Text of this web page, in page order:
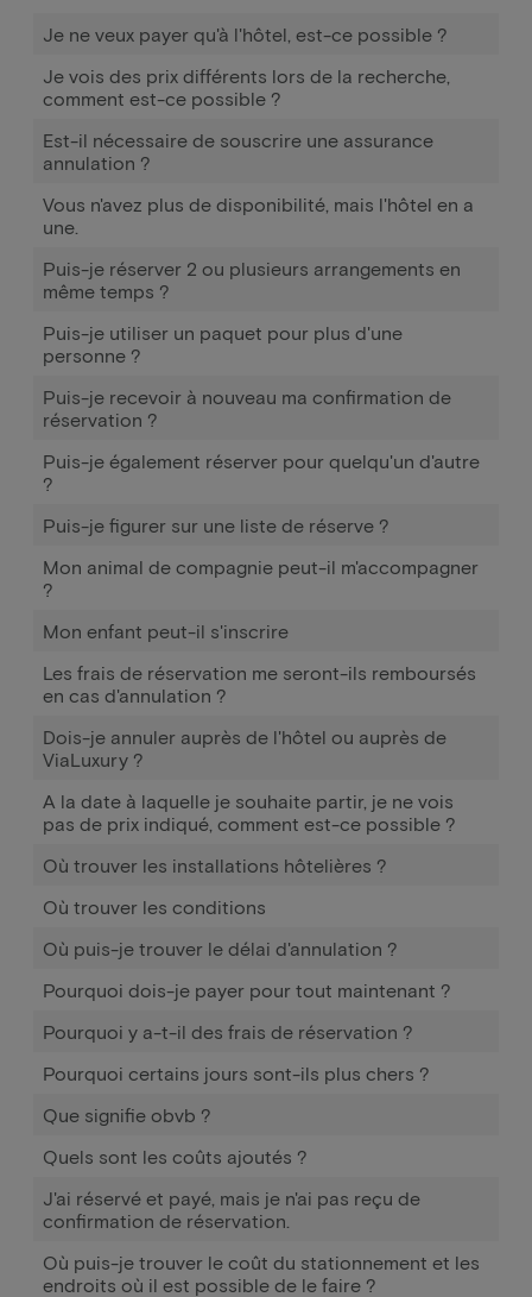
Je ne veux payer qu'à l'hôtel, est-ce possible ?
Je vois des prix différents lors de la recherche,
comment est-ce possible ?
Est-il nécessaire de souscrire une assurance
annulation ?
Vous n'avez plus de disponibilité, mais l'hôtel en a
une.
Puis-je réserver 2 ou plusieurs arrangements en
même temps ?
Puis-je utiliser un paquet pour plus d'une
personne ?
Puis-je recevoir à nouveau ma confirmation de
réservation ?
Puis-je également réserver pour quelqu'un d'autre
?
Puis-je figurer sur une liste de réserve ?
Mon animal de compagnie peut-il m'accompagner
?
Mon enfant peut-il s'inscrire
Les frais de réservation me seront-ils remboursés
en cas d'annulation ?
Dois-je annuler auprès de l'hôtel ou auprès de
ViaLuxury ?
A la date à laquelle je souhaite partir, je ne vois
pas de prix indiqué, comment est-ce possible ?
Où trouver les installations hôtelières ?
Où trouver les conditions
Où puis-je trouver le délai d'annulation ?
Pourquoi dois-je payer pour tout maintenant ?
Pourquoi y a-t-il des frais de réservation ?
Pourquoi certains jours sont-ils plus chers ?
Que signifie obvb ?
Quels sont les coûts ajoutés ?
J'ai réservé et payé, mais je n'ai pas reçu de
confirmation de réservation.
Où puis-je trouver le coût du stationnement et les
endroits où il est possible de le faire ?